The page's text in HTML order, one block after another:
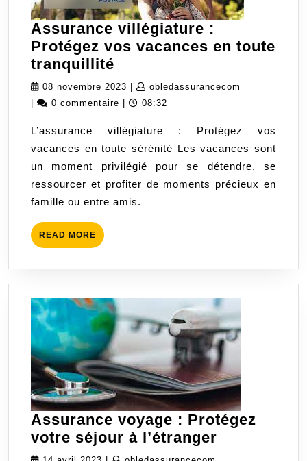
Assurance villégiature :
Protégez vos vacances en toute
tranquillité
villégiature
:
vos
vacances
en
toute
tranquillité
08 novembre 2023 08
novembre
| obledassurancecom
|
0 commentaire | 08:32
L’assurance villégiature : Protégez vos
vacances en toute sérénité Les vacances sont
un moment privilégié pour se détendre, se
ressourcer et profiter de moments précieux en
famille ou entre amis.
READ MORE READ
MORE
Assurance voyage : Protégez
votre séjour à l’étranger